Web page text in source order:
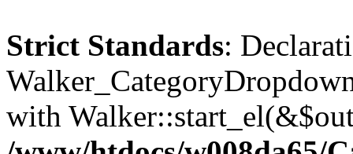
Strict Standards:
with